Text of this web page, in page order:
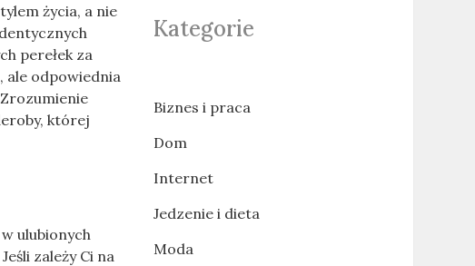
życia, a nie
perełek za
ale odpowiednia
której
ulubionych
zależy Ci na
Kategorie
Biznes i praca
Dom
Internet
Jedzenie i dieta
Moda